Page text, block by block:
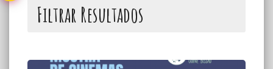
Filtrar Resultados